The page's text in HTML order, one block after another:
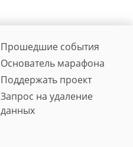
Прошедшие события
Основатель марафона
Поддержать проект
Запрос на удаление
данных